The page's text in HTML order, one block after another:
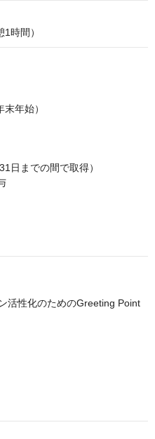
時間）
年始）
日までの間で取得）
活性化のためのGreeting Point